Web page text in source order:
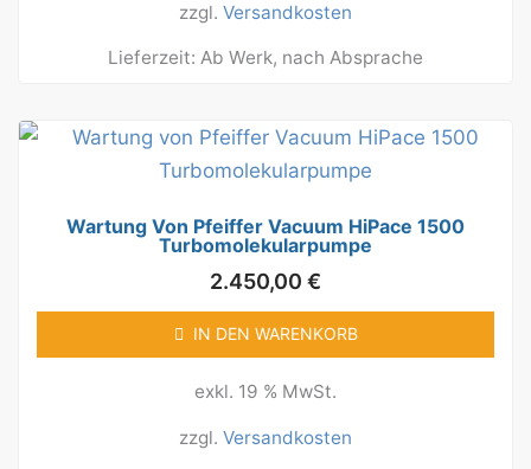
zzgl. Versandkosten
Lieferzeit: Ab Werk, nach Absprache
Wartung Von Pfeiffer Vacuum HiPace 1500
Turbomolekularpumpe
2.450,00 €
IN DEN WARENKORB
exkl. 19 % MwSt.
zzgl. Versandkosten